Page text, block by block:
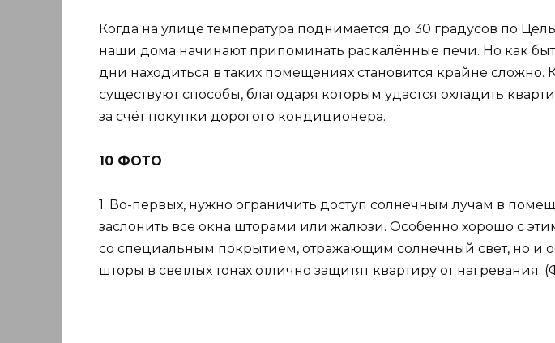
Когда на улице температура поднимается до 30 градусов по
наши дома начинают припоминать раскалённые печи. Но как
дни находиться в таких помещениях становится крайне сложно.
существуют способы, благодаря которым удастся охладить
за счёт покупки дорогого кондиционера.
10 ФОТО
1. Во-первых, нужно ограничить доступ солнечным лучам в
заслонить все окна шторами или жалюзи. Особенно хорошо с
со специальным покрытием, отражающим солнечный свет, но и
шторы в светлых тонах отлично защитят квартиру от нагревания.